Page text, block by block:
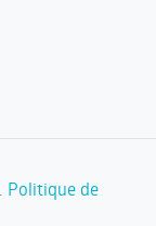
Politique de